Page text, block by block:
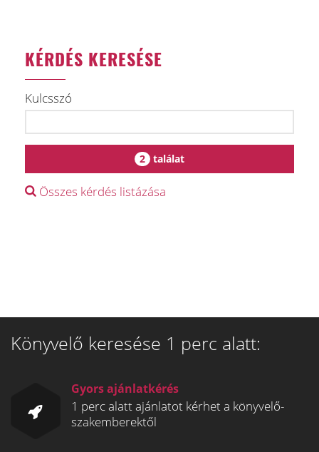
KÉRDÉS KERESÉSE
Kulcsszó
2 találat
Összes kérdés listázása
Könyvelő keresése 1 perc alatt:
Gyors ajánlatkérés
1 perc alatt ajánlatot kérhet a könyvelő-
szakemberektől